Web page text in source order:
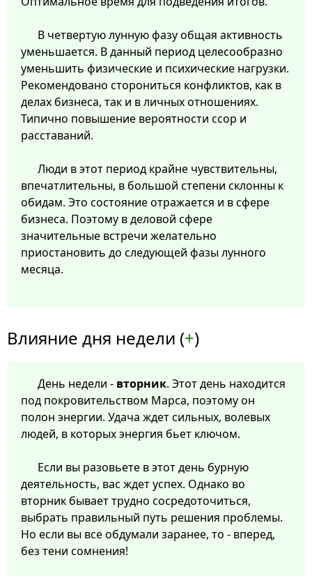
В четвертую лунную фазу общая активность
уменьшается. В данный период целесообразно
уменьшить физические и психические нагрузки.
Рекомендовано сторониться конфликтов, как в
делах бизнеса, так и в личных отношениях.
Типично повышение вероятности ссор и
расставаний.
Люди в этот период крайне чувствительны,
впечатлительны, в большой степени склонны к
обидам. Это состояние отражается и в сфере
бизнеса. Поэтому в деловой сфере
значительные встречи желательно
приостановить до следующей фазы лунного
месяца.
Влияние дня недели (+)
День недели - вторник. Этот день находится
под покровительством Марса, поэтому он
полон энергии. Удача ждет сильных, волевых
людей, в которых энергия бьет ключом.
Если вы разовьете в этот день бурную
деятельность, вас ждет успех. Однако во
вторник бывает трудно сосредоточиться,
выбрать правильный путь решения проблемы.
Но если вы все обдумали заранее, то - вперед,
без тени сомнения!